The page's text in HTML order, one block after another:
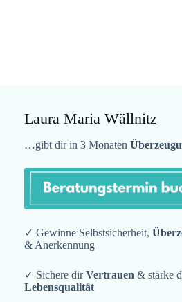
Laura Maria Wällnitz
…gibt dir in 3 Monaten
✓ Gewinne Selbstsicherheit,
& Anerkennung
✓ Sichere dirVertrauen & stärke
Lebensqualität